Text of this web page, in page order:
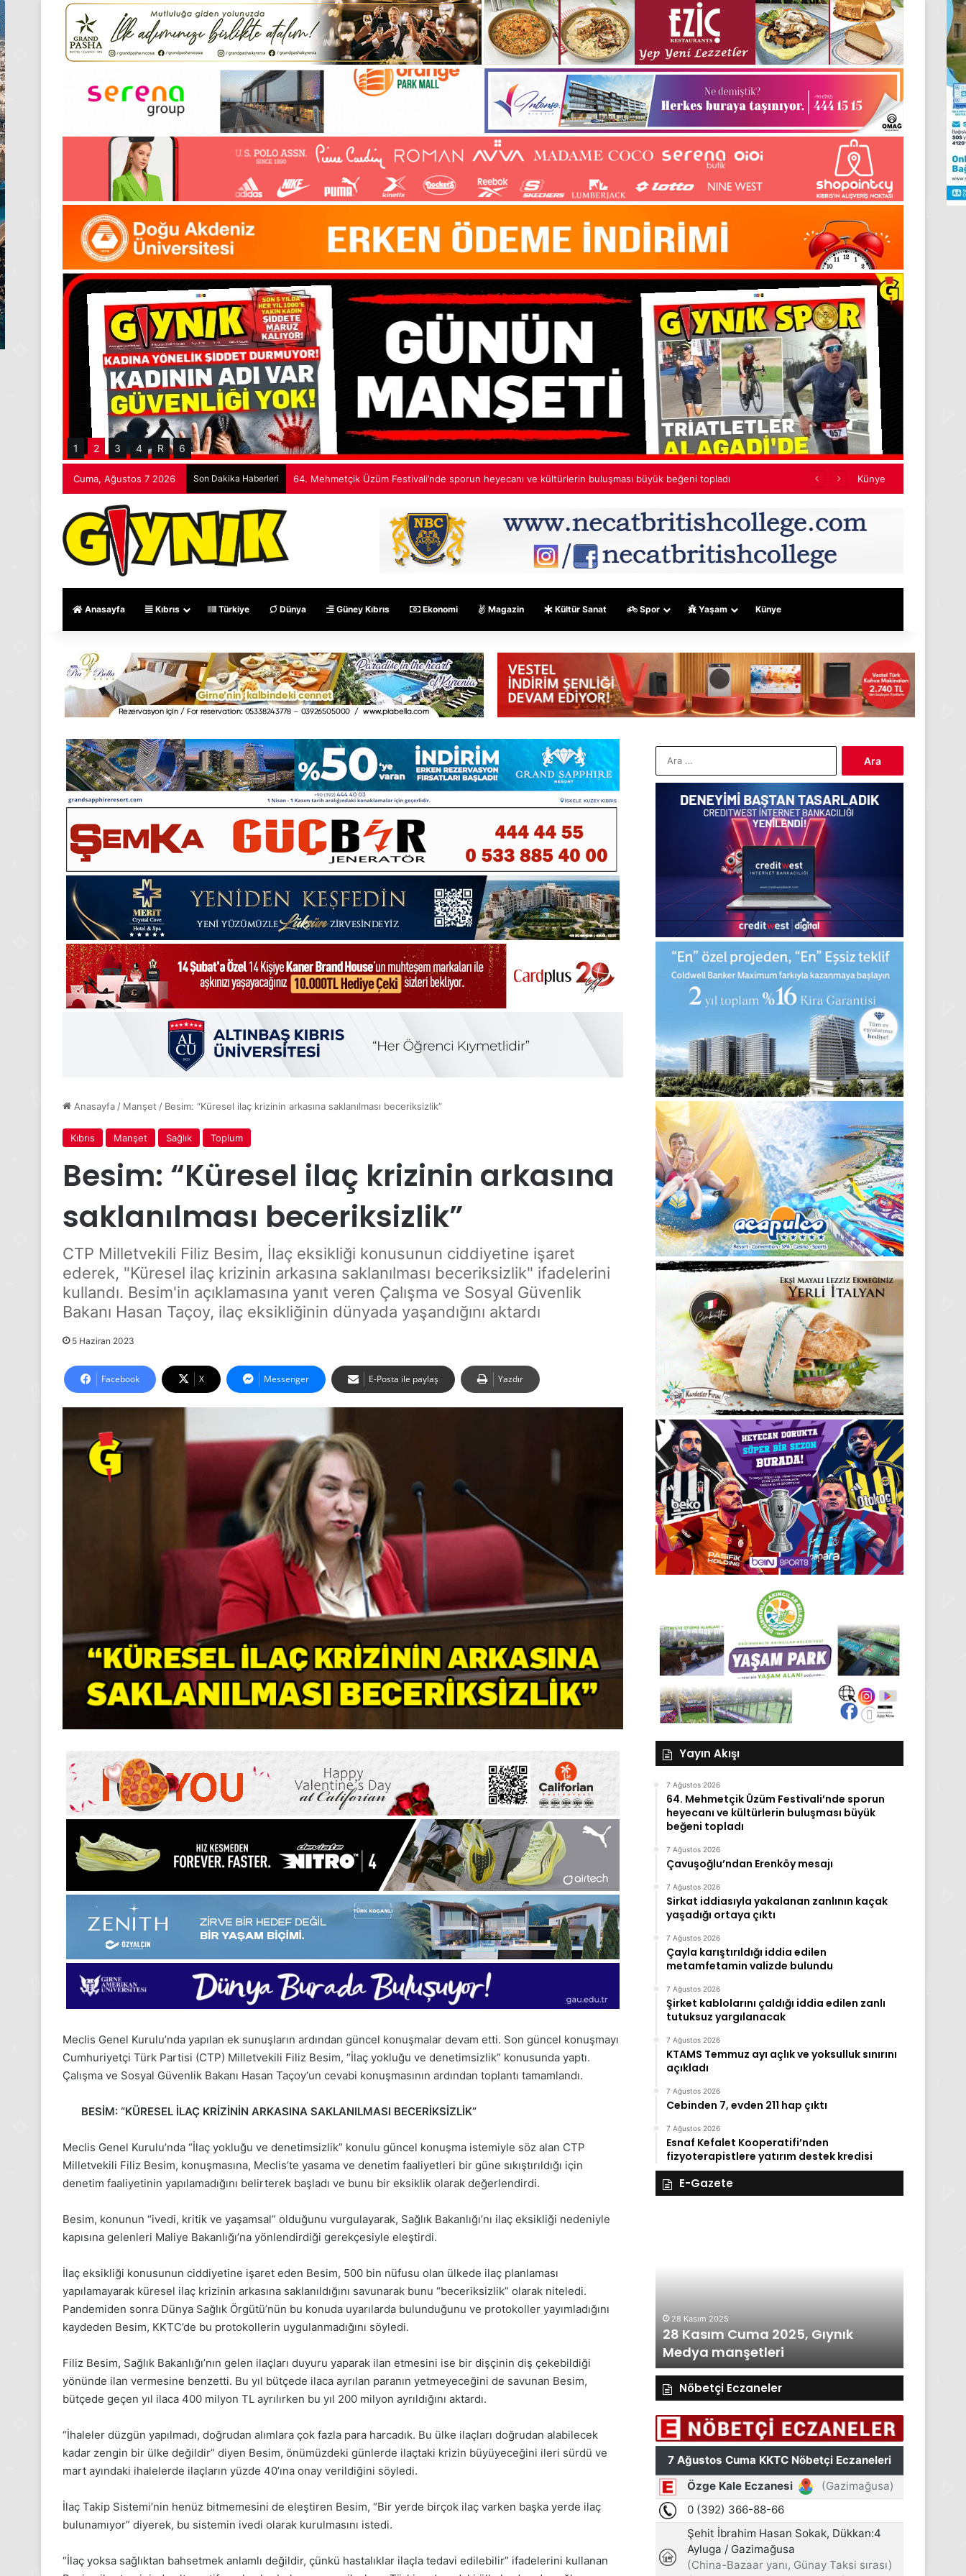
1 2 3 4 R 6
Cuma, Ağustos 7 2026 Son Dakika Haberleri Çavuşoğlu’ndan Erenköy mesajı Künye
Anasayfa Kıbrıs Türkiye Dünya Güney Kıbrıs Ekonomi Magazin Kültür Sanat Spor Yaşam Künye
Anasayfa / Manşet / Besim: “Küresel ilaç krizinin arkasına saklanılması beceriksizlik”
Kıbrıs Manşet Sağlık Toplum
Besim: “Küresel ilaç krizinin arkasına
saklanılması beceriksizlik”
CTP Milletvekili Filiz Besim, İlaç eksikliği konusunun ciddiyetine işaret
ederek, "Küresel ilaç krizinin arkasına saklanılması beceriksizlik" ifadelerini
kullandı. Besim'in açıklamasına yanıt veren Çalışma ve Sosyal Güvenlik
Bakanı Hasan Taçoy, ilaç eksikliğinin dünyada yaşandığını aktardı
5 Haziran 2023
Facebook X Messenger E-Posta ile paylaş Yazdır
Meclis Genel Kurulu’nda yapılan ek sunuşların ardından güncel konuşmalar devam etti. Son güncel konuşmayı
Cumhuriyetçi Türk Partisi (CTP) Milletvekili Filiz Besim, “İlaç yokluğu ve denetimsizlik” konusunda yaptı.
Çalışma ve Sosyal Güvenlik Bakanı Hasan Taçoy‘un cevabi konuşmasının ardından toplantı tamamlandı.
BESİM: “KÜRESEL İLAÇ KRİZİNİN ARKASINA SAKLANILMASI BECERİKSİZLİK”
Meclis Genel Kurulu’nda “İlaç yokluğu ve denetimsizlik” konulu güncel konuşma istemiyle söz alan CTP
Milletvekili Filiz Besim, konuşmasına, Meclis’te yasama ve denetim faaliyetleri bir güne sıkıştırıldığı için
denetim faaliyetinin yapılamadığını belirterek başladı ve bunu bir eksiklik olarak değerlendirdi.
Besim, konunun “ivedi, kritik ve yaşamsal” olduğunu vurgulayarak, Sağlık Bakanlığı’nı ilaç eksikliği nedeniyle
kapısına gelenleri Maliye Bakanlığı’na yönlendirdiği gerekçesiyle eleştirdi.
İlaç eksikliği konusunun ciddiyetine işaret eden Besim, 500 bin nüfusu olan ülkede ilaç planlaması
yapılamayarak küresel ilaç krizinin arkasına saklanıldığını savunarak bunu “beceriksizlik” olarak niteledi.
Pandemiden sonra Dünya Sağlık Örgütü’nün bu konuda uyarılarda bulunduğunu ve protokoller yayımladığını
kaydeden Besim, KKTC’de bu protokollerin uygulanmadığını söyledi.
Filiz Besim, Sağlık Bakanlığı’nın gelen ilaçları duyuru yaparak ilan etmesini ise bir dişçinin diş çekebildiği
yönünde ilan vermesine benzetti. Bu yıl bütçede ilaca ayrılan paranın yetmeyeceğini de savunan Besim,
bütçede geçen yıl ilaca 400 milyon TL ayrılırken bu yıl 200 milyon ayrıldığını aktardı.
“İhaleler düzgün yapılmadı, doğrudan alımlara çok fazla para harcadık. Bu ülke ilaçları doğrudan alabilecek
kadar zengin bir ülke değildir” diyen Besim, önümüzdeki günlerde ilaçtaki krizin büyüyeceğini ileri sürdü ve
mart ayındaki ihalelerde ilaçların yüzde 40’ına onay verildiğini söyledi.
İlaç Takip Sistemi’nin henüz bitmemesini de eleştiren Besim, “Bir yerde birçok ilaç varken başka yerde ilaç
bulunamıyor” diyerek, bu sistemin ivedi olarak kurulmasını istedi.
“İlaç yoksa sağlıktan bahsetmek anlamlı değildir, çünkü hastalıklar ilaçla tedavi edilebilir” ifadelerini kullanan
Yayın Akışı
7 Ağustos 2026
64. Mehmetçik Üzüm Festivali’nde sporun
heyecanı ve kültürlerin buluşması büyük
beğeni topladı
7 Ağustos 2026
Çavuşoğlu’ndan Erenköy mesajı
7 Ağustos 2026
Sirkat iddiasıyla yakalanan zanlının kaçak
yaşadığı ortaya çıktı
7 Ağustos 2026
Çayla karıştırıldığı iddia edilen
metamfetamin valizde bulundu
7 Ağustos 2026
Şirket kablolarını çaldığı iddia edilen zanlı
tutuksuz yargılanacak
7 Ağustos 2026
KTAMS Temmuz ayı açlık ve yoksulluk sınırını
açıkladı
7 Ağustos 2026
Cebinden 7, evden 211 hap çıktı
7 Ağustos 2026
Esnaf Kefalet Kooperatifi’nden
fizyoterapistlere yatırım destek kredisi
E-Gazete
24
Kasım
Pazartesi
Gıynık
Medya
manşetleri
24 Kasım 2025
24 Kasım Pazartesi 2025, Gıynık
1
Aralık
Pazartesi
Gıynık
Medya
manşetleri
1 Aralık 2025 28 Kasım 2025
28 Kasım Cuma 2025, Gıynık
Medya manşetleri
Nöbetçi Eczaneler